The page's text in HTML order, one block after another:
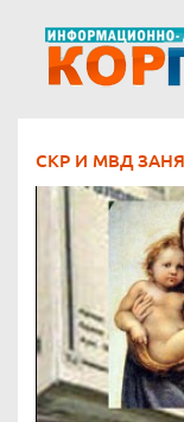
СКР И МВД